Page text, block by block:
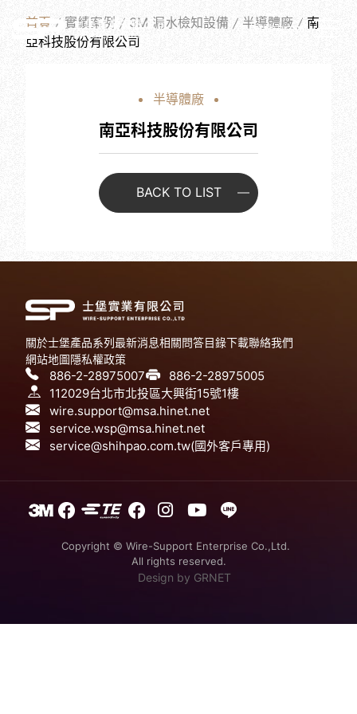
繁體中文
WORKS
首頁 實績案例 3M 漏水檢知設備 半導體廠
南
亞科技股份有限公司
半導體廠
南亞科技股份有限公司
BACK TO LIST
關於士堡產品系列最新消息相關問答目錄下載聯絡我們
網站地圖隱私權政策
886-2-28975007
886-2-28975005
112029台北市北投區大興街15號1樓
wire.support@msa.hinet.net
service.wsp@msa.hinet.net
service@shihpao.com.tw(國外客戶專用)
Copyright © Wire-Support Enterprise Co.,Ltd.
All rights reserved.
Design by GRNET